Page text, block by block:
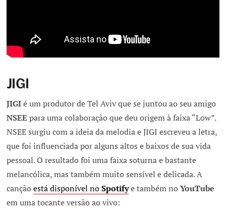
JIGI
JIGIé um produtor de Tel Aviv que se juntou ao seu amigo
NSEE para uma colaboração que deu origem à faixa “Low”.
NSEE surgiu com a ideia da melodia e JIGI escreveu a letra,
que foi influenciada por alguns altos e baixos de sua vida
pessoal. O resultado foi uma faixa soturna e bastante
melancólica, mas também muito sensível e delicada. A
cançãoestá disponível noSpotifye também noYouTube
em uma tocante versão ao vivo: